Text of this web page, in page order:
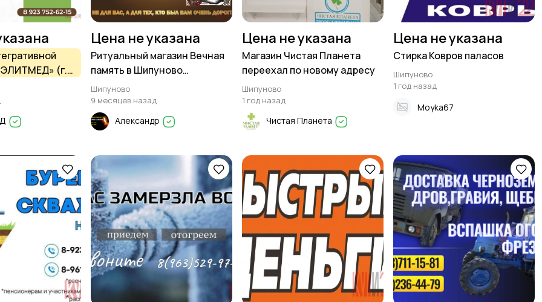
(г.
приём в
ТОЛЬКО
Цена не указана
Ритуальный магазин Вечная
память в Шипуново
предлагает:
Шипуново
9 месяцев назад
Александр
Цена не указана
Магазин Чистая Планета
переехал по новому адресу
Шипуново
1 год назад
Чистая Планета
Цена не указана
Стирка Ковров паласов
Шипуново
1 год назад
Moyka67